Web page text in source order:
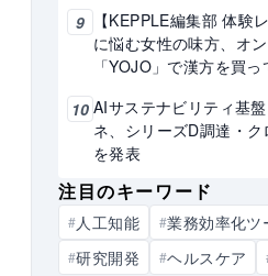
9
【KEPPLE編集部 体験
に悩む女性の味方、オ
「YOJO」で漢方を買っ
10 AIサステナビリティ基
ネ、シリーズD調達・
を発表
注目のキーワード
#人工知能 #業務効率化ツ
#研究開発 #ヘルスケア